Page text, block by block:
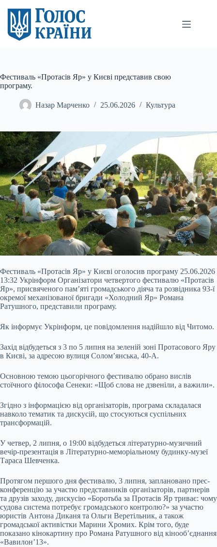
вмісту
Фестиваль «Протасів Яр» у Києві представив свою
програму.
Назар Марченко 25.06.2026 Культура
Фестиваль «Протасів Яр» у Києві оголосив програму 25.06.2026
13:32 Укрінформ Організатори четвертого фестивалю «Протасів
Яр», присвяченого пам’яті громадського діяча та розвідника 93-ї
окремої механізованої бригади «Холодний Яр» Романа
Ратушного, представили програму.
Як інформує Укрінформ, це повідомлення надійшло від Читомо.
Захід відбудеться з 3 по 5 липня на зеленій зоні Протасового Яру
в Києві, за адресою вулиця Солом’янська, 40-А.
Основною темою цьогорічного фестивалю обрано вислів
стоїчного філософа Сенеки: «Щоб слова не дзвеніли, а важили».
Згідно з інформацією від організаторів, програма складалася
навколо тематик та дискусій, що стосуються суспільних
трансформацій.
У четвер, 2 липня, о 19:00 відбудеться літературно-музичний
вечір-презентація в Літературно-меморіальному будинку-музеї
Тараса Шевченка.
Протягом першого дня фестивалю, 3 липня, заплановано прес-
конференцію за участю представників організаторів, партнерів
та друзів заходу, дискусію «Боротьба за Протасів Яр триває: чому
судова система потребує громадського контролю?» за участю
юристів Антона Диканя та Ольги Веретільник, а також
громадської активістки Марини Хромих. Крім того, буде
показано кінокартину про Романа Ратушного від кінооб’єднання
«Вавилон’13».